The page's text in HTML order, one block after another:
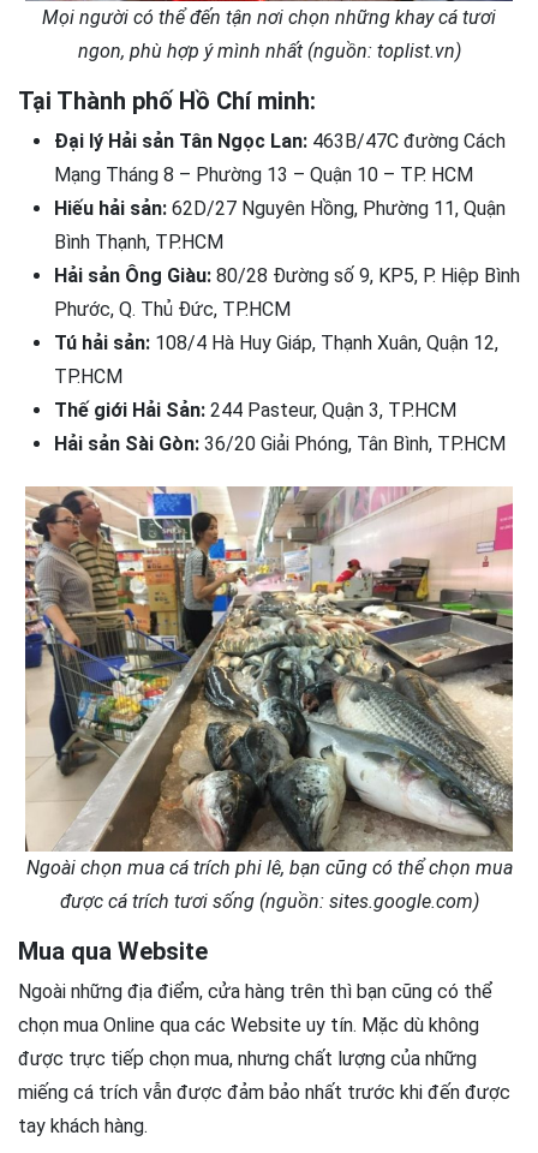
Mọi người có thể đến tận nơi chọn những khay cá tươi
ngon, phù hợp ý mình nhất (nguồn: toplist.vn)
Tại Thành phố Hồ Chí minh:
Đại lý Hải sản Tân Ngọc Lan: 463B/47C đường Cách
Mạng Tháng 8 – Phường 13 – Quận 10 – TP. HCM
Hiếu hải sản: 62D/27 Nguyên Hồng, Phường 11, Quận
Bình Thạnh, TP.HCM
Hải sản Ông Giàu: 80/28 Đường số 9, KP5, P. Hiệp Bình
Phước, Q. Thủ Đức, TP.HCM
Tú hải sản: 108/4 Hà Huy Giáp, Thạnh Xuân, Quận 12,
TP.HCM
Thế giới Hải Sản: 244 Pasteur, Quận 3, TP.HCM
Hải sản Sài Gòn: 36/20 Giải Phóng, Tân Bình, TP.HCM
Ngoài chọn mua cá trích phi lê, bạn cũng có thể chọn mua
được cá trích tươi sống (nguồn: sites.google.com)
Mua qua Website
Ngoài những địa điểm, cửa hàng trên thì bạn cũng có thể
chọn mua Online qua các Website uy tín. Mặc dù không
được trực tiếp chọn mua, nhưng chất lượng của những
miếng cá trích vẫn được đảm bảo nhất trước khi đến được
tay khách hàng.